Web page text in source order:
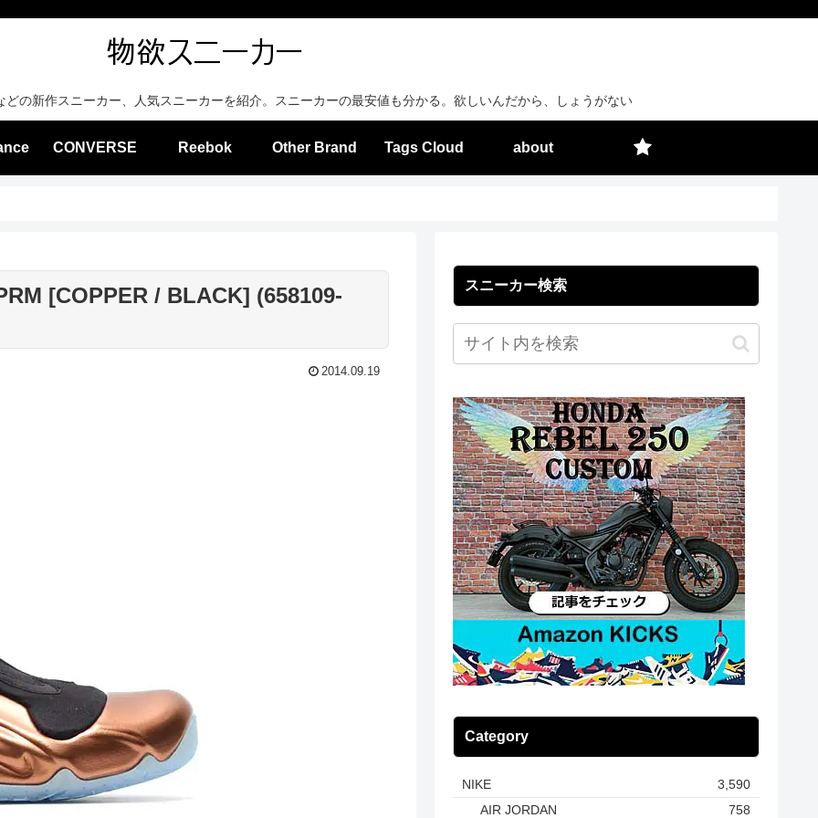
の新作スニーカー、人気スニーカーを紹介。スニーカーの最安値も分かる。欲しいんだから、しょうがない
CONVERSE Reebok Other Brand Tags Cloud about
[COPPER / BLACK] (658109-
2014.09.19
スニーカー検索
Category
NIKE
3,590
AIR JORDAN
758